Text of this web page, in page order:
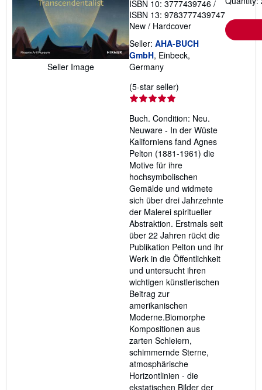
Seller Image
ISBN 10: 3777439746 /
ISBN 13: 9783777439747
New / Hardcover
Seller: AHA-BUCH
GmbH, Einbeck,
Germany
(5-star seller)
out
of
5
stars
Buch. Condition: Neu.
Neuware - In der Wüste
Kaliforniens fand Agnes
Pelton (1881-1961) die
Motive für ihre
hochsymbolischen
Gemälde und widmete
sich über drei Jahrzehnte
der Malerei spiritueller
Abstraktion. Erstmals seit
über 22 Jahren rückt die
Publikation Pelton und ihr
Werk in die Öffentlichkeit
und untersucht ihren
wichtigen künstlerischen
Beitrag zur
amerikanischen
Moderne.Biomorphe
Kompositionen aus
zarten Schleiern,
schimmernde Sterne,
atmosphärische
Horizontlinien - die
ekstatischen Bilder der